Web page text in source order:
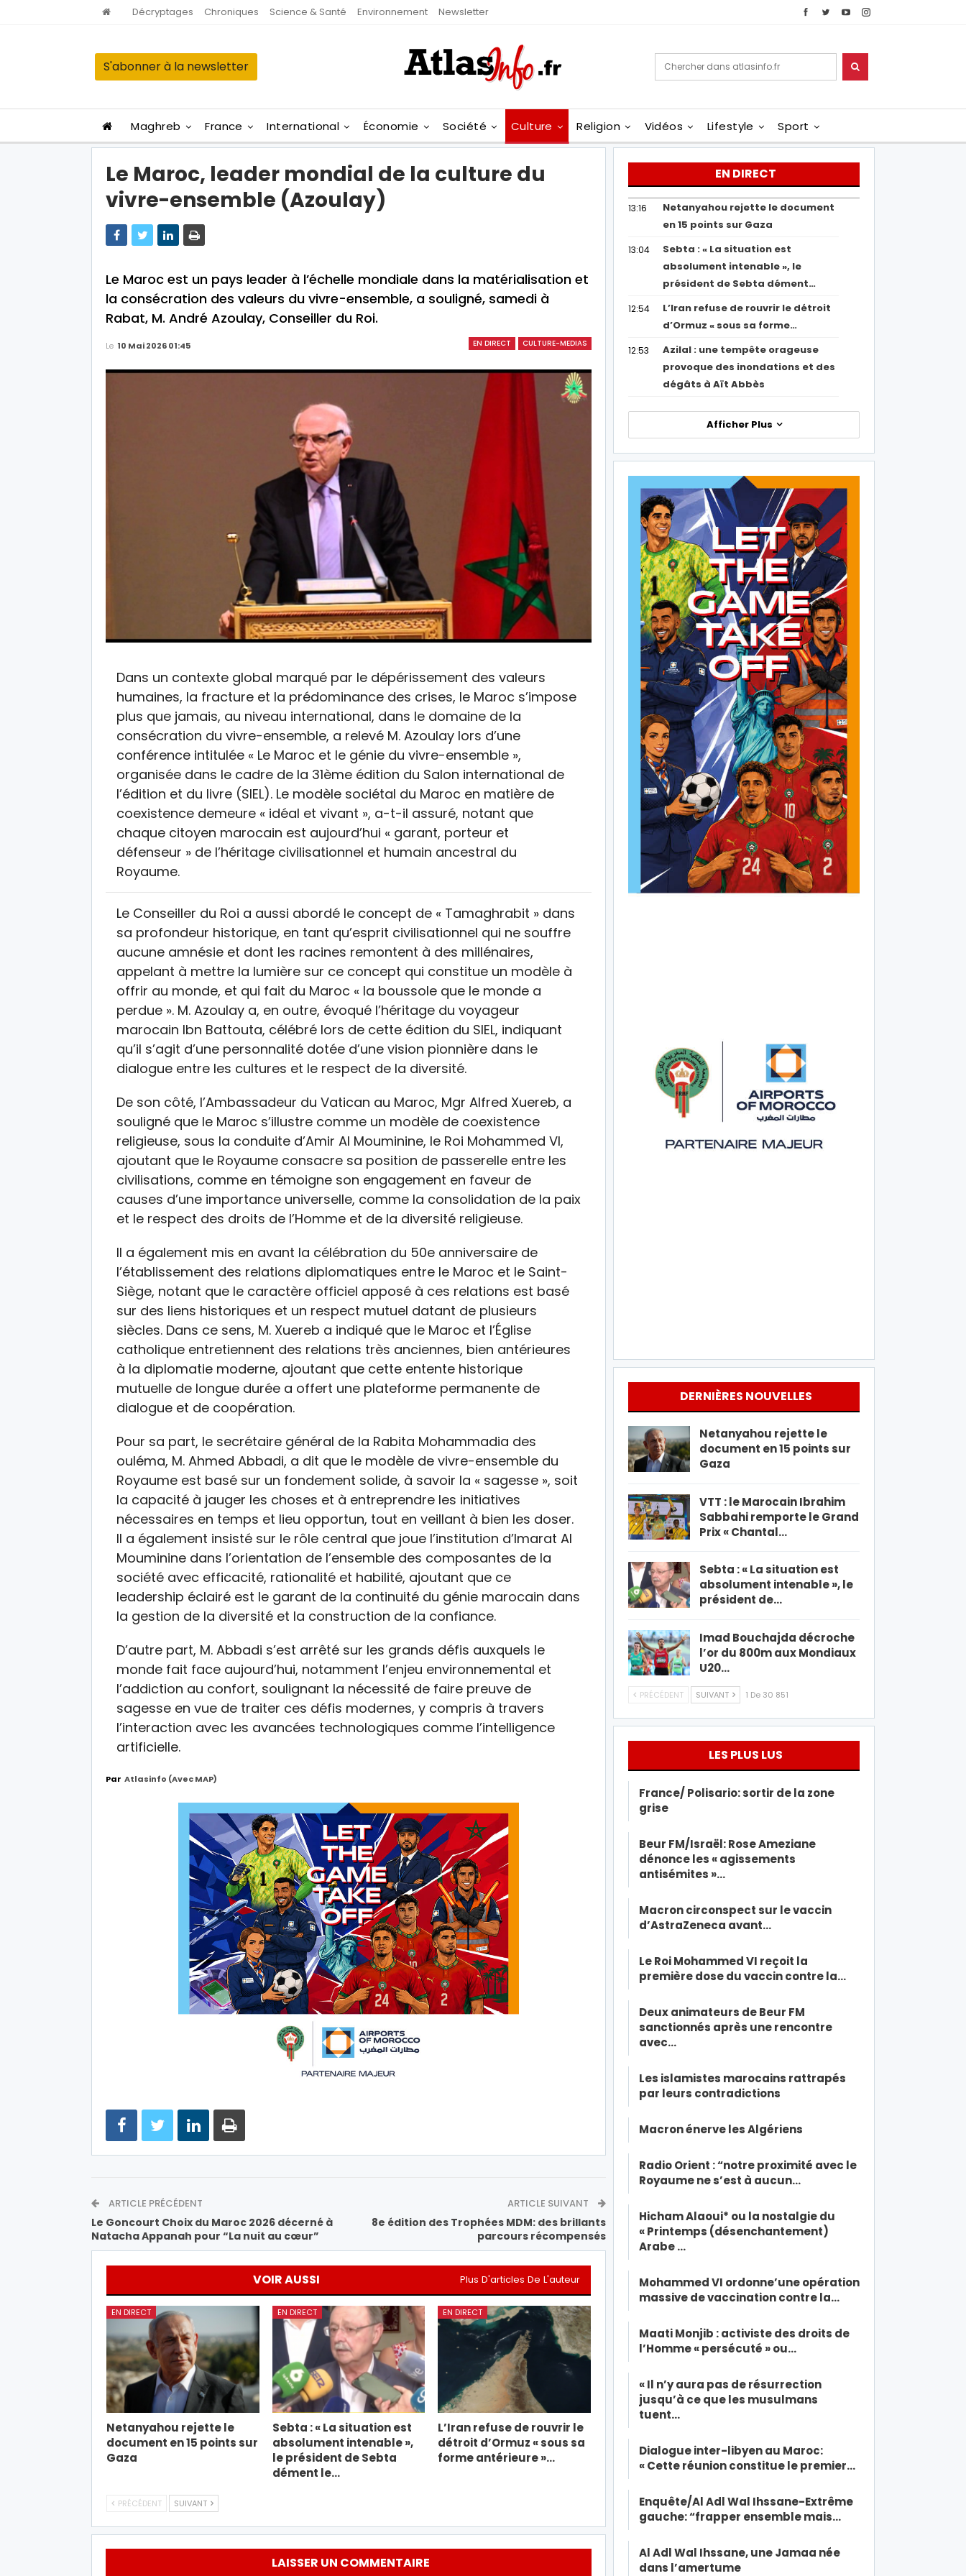
Décryptages Chroniques Science & Santé Environnement Newsletter
S'abonner à la newsletter
Maghreb France International Économie Société Culture Religion Vidéos Lifestyle Sport
Le Maroc, leader mondial de la culture du
vivre-ensemble (Azoulay)
Le Maroc est un pays leader à l’échelle mondiale dans la matérialisation et
la consécration des valeurs du vivre-ensemble, a souligné, samedi à
Rabat, M. André Azoulay, Conseiller du Roi.
EN DIRECT CULTURE-MEDIAS
Le 10 Mai 2026 01:45
Dans un contexte global marqué par le dépérissement des valeurs
humaines, la fracture et la prédominance des crises, le Maroc s’impose
plus que jamais, au niveau international, dans le domaine de la
consécration du vivre-ensemble, a relevé M. Azoulay lors d’une
conférence intitulée « Le Maroc et le génie du vivre-ensemble »,
organisée dans le cadre de la 31ème édition du Salon international de
l’édition et du livre (SIEL). Le modèle sociétal du Maroc en matière de
coexistence demeure « idéal et vivant », a-t-il assuré, notant que
chaque citoyen marocain est aujourd’hui « garant, porteur et
défenseur » de l’héritage civilisationnel et humain ancestral du
Royaume.
Le Conseiller du Roi a aussi abordé le concept de « Tamaghrabit » dans
sa profondeur historique, en tant qu’esprit civilisationnel qui ne souffre
aucune amnésie et dont les racines remontent à des millénaires,
appelant à mettre la lumière sur ce concept qui constitue un modèle à
offrir au monde, et qui fait du Maroc « la boussole que le monde a
perdue ». M. Azoulay a, en outre, évoqué l’héritage du voyageur
marocain Ibn Battouta, célébré lors de cette édition du SIEL, indiquant
qu’il s’agit d’une personnalité dotée d’une vision pionnière dans le
dialogue entre les cultures et le respect de la diversité.
De son côté, l’Ambassadeur du Vatican au Maroc, Mgr Alfred Xuereb, a
souligné que le Maroc s’illustre comme un modèle de coexistence
religieuse, sous la conduite d’Amir Al Mouminine, le Roi Mohammed VI,
ajoutant que le Royaume consacre sa position de passerelle entre les
civilisations, comme en témoigne son engagement en faveur de
causes d’une importance universelle, comme la consolidation de la paix
et le respect des droits de l’Homme et de la diversité religieuse.
Il a également mis en avant la célébration du 50e anniversaire de
l’établissement des relations diplomatiques entre le Maroc et le Saint-
Siège, notant que le caractère officiel apposé à ces relations est basé
sur des liens historiques et un respect mutuel datant de plusieurs
siècles. Dans ce sens, M. Xuereb a indiqué que le Maroc et l’Église
catholique entretiennent des relations très anciennes, bien antérieures
à la diplomatie moderne, ajoutant que cette entente historique
mutuelle de longue durée a offert une plateforme permanente de
dialogue et de coopération.
Pour sa part, le secrétaire général de la Rabita Mohammadia des
ouléma, M. Ahmed Abbadi, a dit que le modèle de vivre-ensemble du
Royaume est basé sur un fondement solide, à savoir la « sagesse », soit
la capacité à jauger les choses et à entreprendre les initiatives
nécessaires en temps et lieu opportun, tout en veillant à bien les doser.
Il a également insisté sur le rôle central que joue l’institution d’Imarat Al
Mouminine dans l’orientation de l’ensemble des composantes de la
société avec efficacité, rationalité et habilité, ajoutant que ce
leadership éclairé est le garant de la continuité du génie marocain dans
la gestion de la diversité et la construction de la confiance.
D’autre part, M. Abbadi s’est arrêté sur les grands défis auxquels le
monde fait face aujourd’hui, notamment l’enjeu environnemental et
l’addiction au confort, soulignant la nécessité de faire preuve de
sagesse en vue de traiter ces défis modernes, y compris à travers
l’interaction avec les avancées technologiques comme l’intelligence
artificielle.
Par Atlasinfo (avec MAP)
ARTICLE PRÉCÉDENT
Le Goncourt Choix du Maroc 2026 décerné à
Natacha Appanah pour “La nuit au cœur”
ARTICLE SUIVANT
8e édition des Trophées MDM: des brillants
parcours récompensés
VOIR AUSSI Plus D'articles De L'auteur
EN DIRECT
Netanyahou rejette le
document en 15 points sur
Gaza
EN DIRECT
Sebta : « La situation est
absolument intenable »,
le président de Sebta
dément le…
EN DIRECT
L’Iran refuse de rouvrir le
détroit d’Ormuz « sous sa
forme antérieure »…
PRÉCÉDENT SUIVANT
LAISSER UN COMMENTAIRE
EN DIRECT
13:16
Netanyahou rejette le document
en 15 points sur Gaza
13:04
Sebta : « La situation est
absolument intenable », le
président de Sebta dément…
12:54
L’Iran refuse de rouvrir le détroit
d’Ormuz « sous sa forme…
12:53
Azilal : une tempête orageuse
provoque des inondations et des
dégâts à Aït Abbès
Afficher Plus
DERNIÈRES NOUVELLES
Netanyahou rejette le
document en 15 points sur
Gaza
VTT : le Marocain Ibrahim
Sabbahi remporte le Grand
Prix « Chantal…
Sebta : « La situation est
absolument intenable », le
président de…
Imad Bouchajda décroche
l’or du 800m aux Mondiaux
U20…
PRÉCÉDENT SUIVANT 1 De 30 851
LES PLUS LUS
France/ Polisario: sortir de la zone
grise
Beur FM/Israël: Rose Ameziane
dénonce les « agissements
antisémites »…
Macron circonspect sur le vaccin
d’AstraZeneca avant…
Le Roi Mohammed VI reçoit la
première dose du vaccin contre la…
Deux animateurs de Beur FM
sanctionnés après une rencontre
avec…
Les islamistes marocains rattrapés
par leurs contradictions
Macron énerve les Algériens
Radio Orient : “notre proximité avec le
Royaume ne s’est à aucun…
Hicham Alaoui* ou la nostalgie du
« Printemps (désenchantement)
Arabe …
Mohammed VI ordonne’une opération
massive de vaccination contre la…
Maati Monjib : activiste des droits de
l’Homme « persécuté » ou…
« Il n’y aura pas de résurrection
jusqu’à ce que les musulmans
tuent…
Dialogue inter-libyen au Maroc:
« Cette réunion constitue le premier…
Enquête/Al Adl Wal Ihssane-Extrême
gauche: “frapper ensemble mais…
Al Adl Wal Ihssane, une Jamaa née
dans l’amertume